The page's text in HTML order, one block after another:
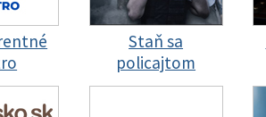
Staň sa
policajtom